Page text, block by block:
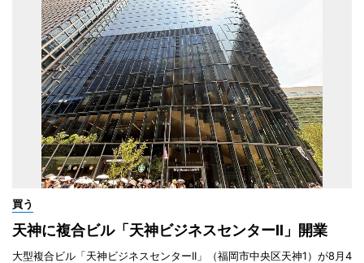
買う
天神に複合ビル「天神ビジネスセンターII」開業
大型複合ビル「天神ビジネスセンターII」（福岡市中央区天神1）が8月4